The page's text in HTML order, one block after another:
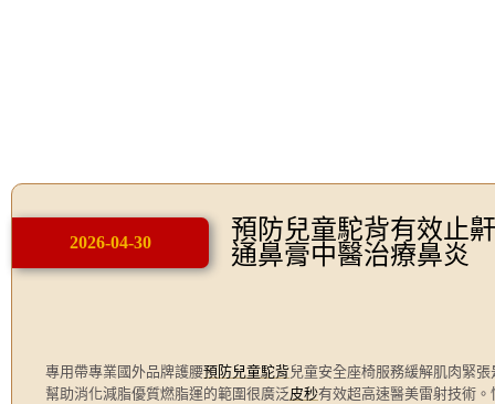
2026-04-30
預防兒童駝背有效止
通鼻膏中醫治療鼻炎
專用帶專業國外品牌護腰預防兒童駝背兒童安全座椅服務緩解肌肉緊
幫助消化減脂優質燃脂運的範圍很廣泛皮秒有效超高速醫美雷射技術